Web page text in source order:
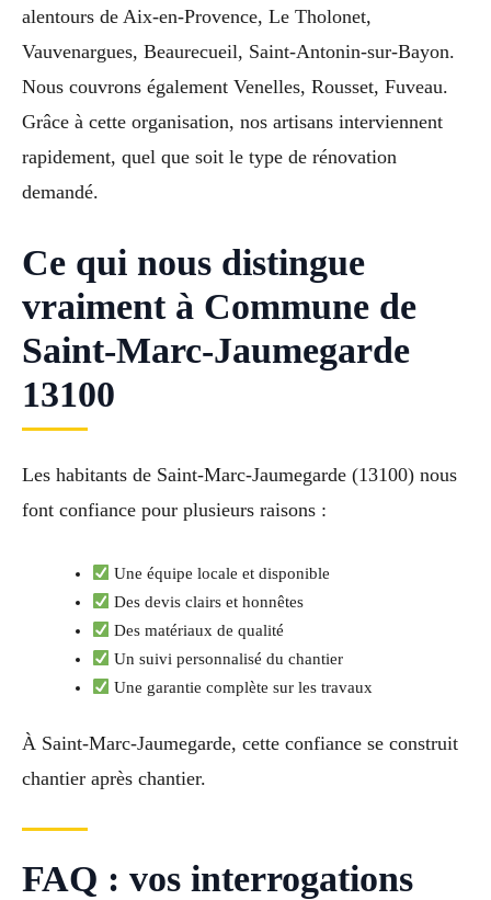
alentours de Aix-en-Provence, Le Tholonet,
Vauvenargues, Beaurecueil, Saint-Antonin-sur-Bayon.
Nous couvrons également Venelles, Rousset, Fuveau.
Grâce à cette organisation, nos artisans interviennent
rapidement, quel que soit le type de rénovation
demandé.
Ce qui nous distingue
vraiment à Commune de
Saint-Marc-Jaumegarde
13100
Les habitants de Saint-Marc-Jaumegarde (13100) nous
font confiance pour plusieurs raisons :
Une équipe locale et disponible
Des devis clairs et honnêtes
Des matériaux de qualité
Un suivi personnalisé du chantier
Une garantie complète sur les travaux
À Saint-Marc-Jaumegarde, cette confiance se construit
chantier après chantier.
FAQ : vos interrogations